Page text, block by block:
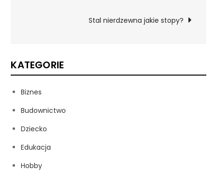
Stal nierdzewna jakie stopy?
KATEGORIE
Biznes
Budownictwo
Dziecko
Edukacja
Hobby